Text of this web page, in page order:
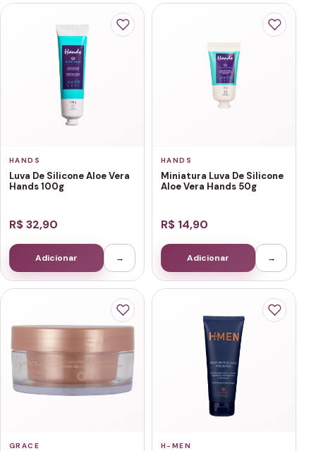
HANDS
Luva De Silicone Aloe Vera
Hands 100g
R$ 32,90
Adicionar →
HANDS
Miniatura Luva De Silicone
Aloe Vera Hands 50g
R$ 14,90
Adicionar →
GRACE H-MEN